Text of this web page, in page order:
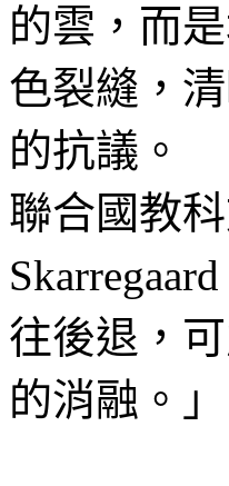
的雲，而
色裂縫，
的抗議。
聯合國教
往後退，
的消融。」